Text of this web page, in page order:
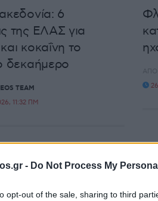
- Do Not Process My
opt-out of the sale, sharing to third
6
της ΕΛΑΣ για
κοκαΐνη το
δεκαήμερο
TEAM
11:32 ΠΜ
ΑΠΌ